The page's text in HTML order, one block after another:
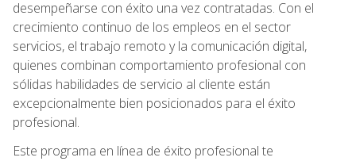
desempeñarse con éxito una vez contratadas. Con el
crecimiento continuo de los empleos en el sector
servicios, el trabajo remoto y la comunicación digital,
quienes combinan comportamiento profesional con
sólidas habilidades de servicio al cliente están
excepcionalmente bien posicionados para el éxito
profesional.
Este programa en línea de éxito profesional te